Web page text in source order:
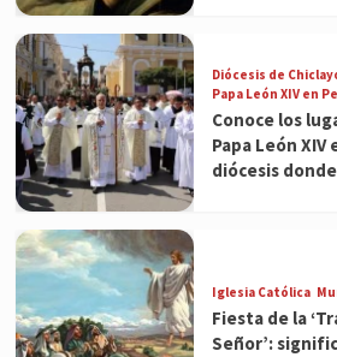
Diócesis de
Papa León XIV en
Conoce los
Papa León XIV
diócesis
Iglesia Católica
Fiesta de la
Señor’: